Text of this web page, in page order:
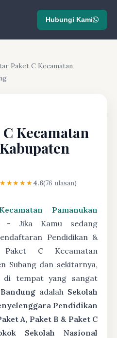
Hubungi Kami
Paket C Kecamatan
Kecamatan
★★★★★4.6(76 ulasan)
Pamanukan
- Jika Kamu sedang
Pendidikan &
C Kecamatan
Subang dan sekitarnya,
di tempat yang sangat
adalah Sekolah
Pendidikan
A, Paket B & Paket C
Sekolah Nasional